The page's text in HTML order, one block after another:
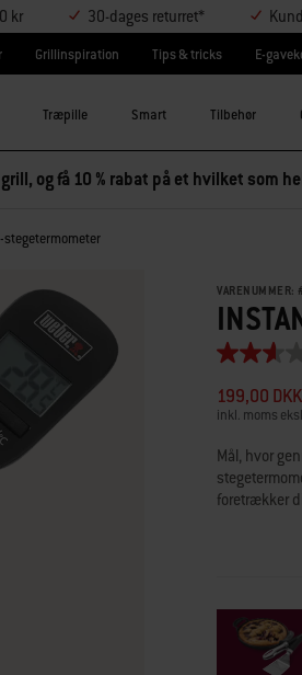
kr 30-dages returret*
Grillinspiration Tips & tricks E-
Træpille Smart Tilbehør
og få 10 % rabat på et hvilket som
stegetermometer
VARENUMMER:
2.6
af
5
Read
557
199,00 DKK
inkl. moms
Mål, hvor
foretrækker